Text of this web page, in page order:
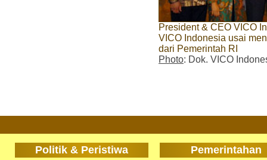
President & CEO VICO
VICO Indonesia usai
dari Pemerintah RI
Photo: Dok. VICO
Politik & Peristiwa Pemerintahan